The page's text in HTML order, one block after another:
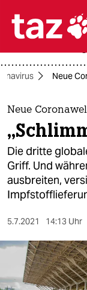

themen
politik
öko
gesellschaft
kultur
sport
berlin
Neue
Neue
Die dritte
Griff. Und
ausbreiten,
5.7.2021 14:13 Uhr